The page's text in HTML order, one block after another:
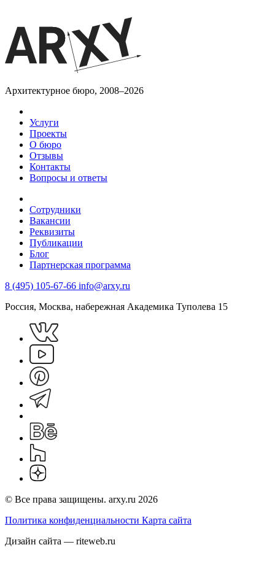
Архитектурное бюро, 2008–2026
Услуги
Проекты
О бюро
Отзывы
Контакты
Вопросы и ответы
Сотрудники
Вакансии
Реквизиты
Публикации
Блог
Партнерская программа
8 (495) 105-67-66 info@arxy.ru
Россия, Москва, набережная Академика Туполева 15
© Все права защищены. arxy.ru 2026
Политика конфиденциальности Карта сайта
Дизайн сайта — riteweb.ru